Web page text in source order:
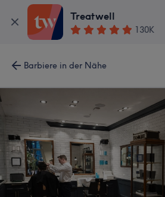
Treatwell
130K
Barbiere in der Nähe